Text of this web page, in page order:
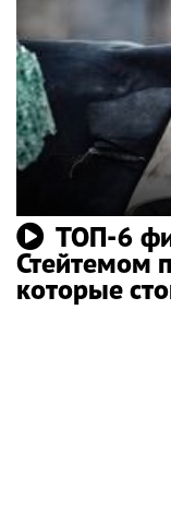
ТОП-6
Стейтемом
которые